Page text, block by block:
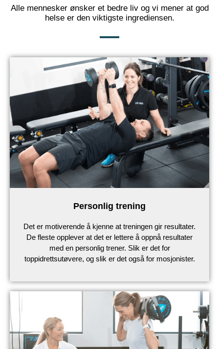
Alle mennesker ønsker et bedre liv og vi mener at god
helse er den viktigste ingrediensen.
Personlig trening
Det er motiverende å kjenne at treningen gir resultater.
De fleste opplever at det er lettere å oppnå resultater
med en personlig trener. Slik er det for
toppidrettsutøvere, og slik er det også for mosjonister.